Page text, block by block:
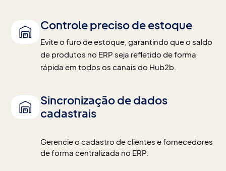
Controle preciso de estoque
Evite o furo de estoque, garantindo que o saldo
de produtos no ERP seja refletido de forma
rápida em todos os canais do Hub2b.
Sincronização de dados
cadastrais
Gerencie o cadastro de clientes e fornecedores
de forma centralizada no ERP.